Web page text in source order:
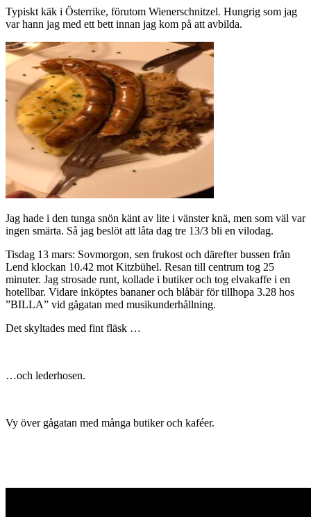
Typiskt käk i Österrike, förutom Wienerschnitzel. Hungrig som jag
var hann jag med ett bett innan jag kom på att avbilda.
Jag hade i den tunga snön känt av lite i vänster knä, men som väl var
ingen smärta. Så jag beslöt att låta dag tre 13/3 bli en vilodag.
Tisdag 13 mars: Sovmorgon, sen frukost och därefter bussen från
Lend klockan 10.42 mot Kitzbühel. Resan till centrum tog 25
minuter. Jag strosade runt, kollade i butiker och tog elvakaffe i en
hotellbar. Vidare inköptes bananer och blåbär för tillhopa 3.28 hos
”BILLA” vid gågatan med musikunderhållning.
Det skyltades med fint fläsk …
…och lederhosen.
Vy över gågatan med många butiker och kaféer.